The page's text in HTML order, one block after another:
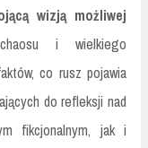
wizją możliwej
i wielkiego
co rusz pojawia
do refleksji nad
fikcjonalnym, jak i